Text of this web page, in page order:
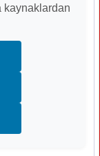
kaynaklardan